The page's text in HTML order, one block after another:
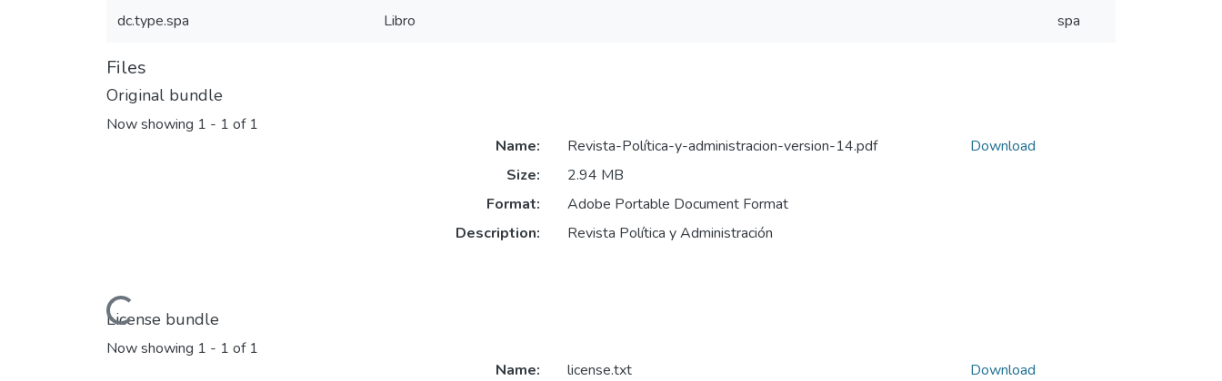
dc.type.spa Libro spa
Files
Original bundle
Now showing 1 - 1 of 1
Loading...
Name:
Revista-Política-y-administracion-version-14.pdf
Size:
2.94 MB
Format:
Adobe Portable Document Format
Description:
Revista Política y Administración
Download
License bundle
Now showing 1 - 1 of 1
Name:
license.txt
Download